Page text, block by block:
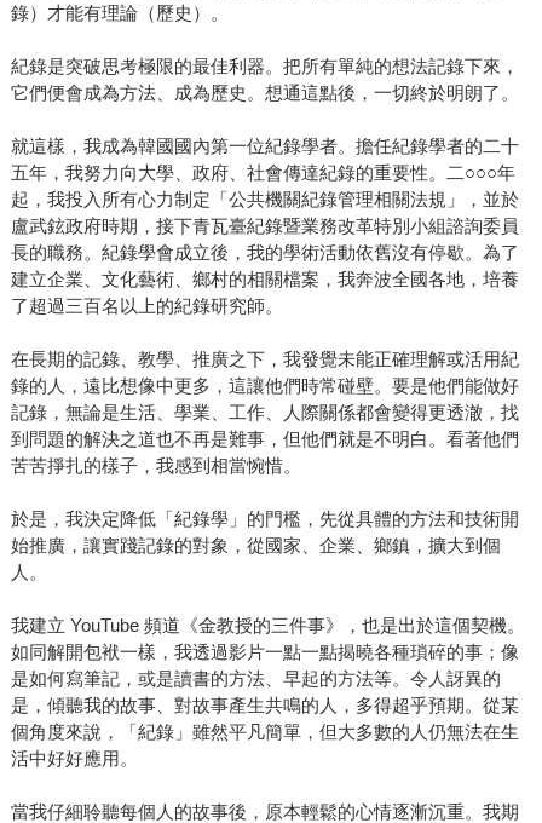
錄）才能有理論（歷史）。
紀錄是突破思考極限的最佳利器。把所有單純的想法記錄下來，
它們便會成為方法、成為歷史。想通這點後，一切終於明朗了。
就這樣，我成為韓國國內第一位紀錄學者。擔任紀錄學者的二十
五年，我努力向大學、政府、社會傳達紀錄的重要性。二○○○年
起，我投入所有心力制定「公共機關紀錄管理相關法規」，並於
盧武鉉政府時期，接下青瓦臺紀錄暨業務改革特別小組諮詢委員
長的職務。紀錄學會成立後，我的學術活動依舊沒有停歇。為了
建立企業、文化藝術、鄉村的相關檔案，我奔波全國各地，培養
了超過三百名以上的紀錄研究師。
在長期的記錄、教學、推廣之下，我發覺未能正確理解或活用紀
錄的人，遠比想像中更多，這讓他們時常碰壁。要是他們能做好
記錄，無論是生活、學業、工作、人際關係都會變得更透澈，找
到問題的解決之道也不再是難事，但他們就是不明白。看著他們
苦苦掙扎的樣子，我感到相當惋惜。
於是，我決定降低「紀錄學」的門檻，先從具體的方法和技術開
始推廣，讓實踐記錄的對象，從國家、企業、鄉鎮，擴大到個
人。
我建立 YouTube 頻道《金教授的三件事》，也是出於這個契機。
如同解開包袱一樣，我透過影片一點一點揭曉各種瑣碎的事；像
是如何寫筆記，或是讀書的方法、早起的方法等。令人訝異的
是，傾聽我的故事、對故事產生共鳴的人，多得超乎預期。從某
個角度來說，「紀錄」雖然平凡簡單，但大多數的人仍無法在生
活中好好應用。
當我仔細聆聽每個人的故事後，原本輕鬆的心情逐漸沉重。我期